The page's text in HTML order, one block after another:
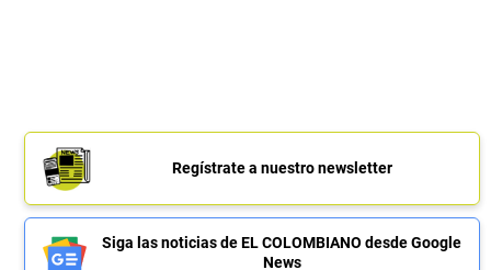
Regístrate a nuestro newsletter
Siga las noticias de EL COLOMBIANO desde Google
News